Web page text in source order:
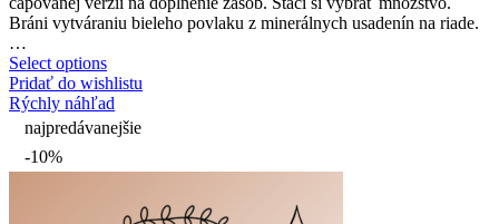
Bráni vytváraniu bieleho povlaku z minerálnych usadenín na riade.
…
Select options
Pridať do wishlistu
Rýchly náhľad
najpredávanejšie
-10%